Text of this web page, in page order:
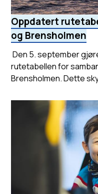
Oppdatert
og Brensholmen
Den 5. september
rutetabellen for
Brensholmen. Dette